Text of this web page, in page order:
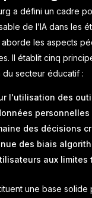
a définiun cadre
de l’IA dans les
les aspects
Il établit cinq
secteur éducatif :
l'utilisation des
personnelles
des décisions
des biais
aux limites
une base solide